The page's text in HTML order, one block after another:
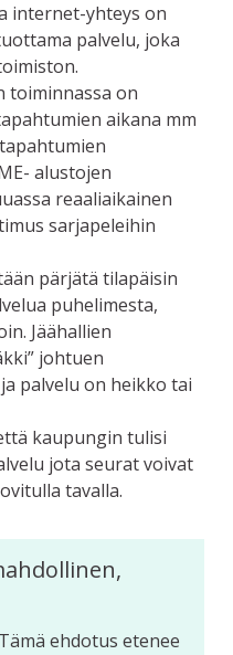
internet-yhteys on
palvelu, joka
toiminnassa on
aikana mm
alustojen
reaaliaikainen
sarjapeleihin
pärjätä tilapäisin
puhelimesta,
Jäähallien
johtuen
palvelu on heikko tai
kaupungin tulisi
jota seurat voivat
tavalla.
ehdotus etenee